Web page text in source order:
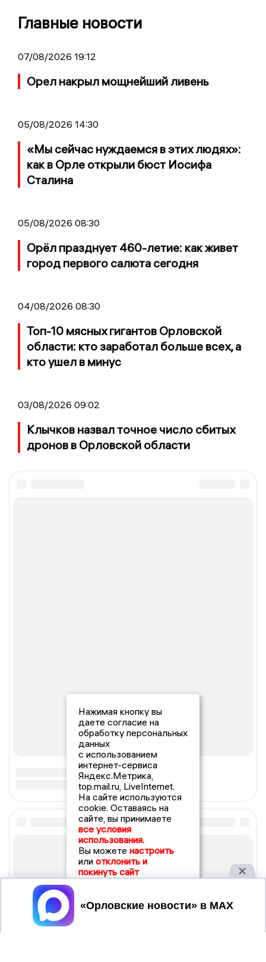
Главные новости
07/08/2026 19:12
Орел накрыл мощнейший ливень
05/08/2026 14:30
«Мы сейчас нуждаемся в этих людях»:
как в Орле открыли бюст Иосифа
Сталина
05/08/2026 08:30
Орёл празднует 460-летие: как живет
город первого салюта сегодня
04/08/2026 08:30
Топ-10 мясных гигантов Орловской
области: кто заработал больше всех, а
кто ушел в минус
03/08/2026 09:02
Клычков назвал точное число сбитых
дронов в Орловской области
Нажимая кнопку вы
даете согласие на
обработку персональных
данных
с использованием
интернет-сервиса
Яндекс.Метрика,
top.mail.ru, LiveInternet.
На сайте используются
cookie. Оставаясь на
сайте, вы принимаете
все условия
использования.
Вы можете настроить
или отклонить и
покинуть сайт
Принять